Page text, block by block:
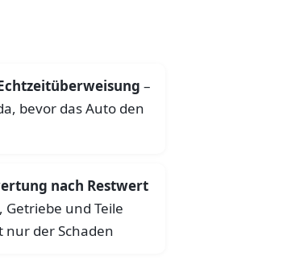
–
bevor das Auto den
nach Restwert
Getriebe und Teile
nur der Schaden